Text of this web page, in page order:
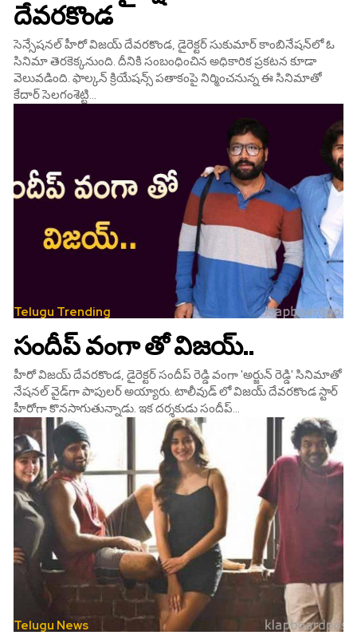
దేవరకొండ
సెన్సేషనల్‌ హీరో విజయ్‌ దేవరకొండ, డైరెక్టర్‌ సుకుమార్‌ కాంబినేషన్‌లో ఓ
సినిమా తెరకెక్కనుంది. దీనికి సంబంధించిన అధికారిక ప్రకటన కూడా
వెలువడింది. ఫాల్క‌న్ క్రియేష‌న్స్ ప‌తాకంపై నిర్మించనున్న ఈ సినిమాతో
కేదార్ సెల‌గంశెట్టి...
Telugu Trending
సందీప్‌ వంగా తో విజయ్‌..
హీరో విజయ్ దేవరకొండ, డైరెక్టర్‌ సందీప్ రెడ్డి వంగా 'అర్జున్ రెడ్డి' సినిమాతో
నేషనల్ వైడ్‌గా పాపులర్ అయ్యారు. టాలీవుడ్ లో విజయ్‌ దేవరకొండ స్టార్
హీరోగా కొనసాగుతున్నాడు. ఇక దర్శకుడు సందీప్...
Telugu News